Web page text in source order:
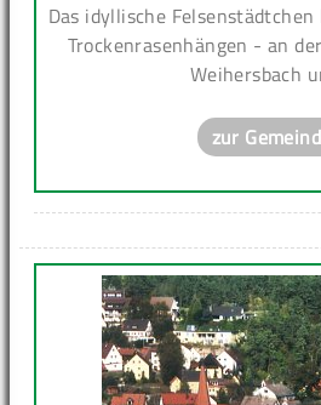
Das idyllische
Trockenrasenhängen - an
Weihersbach
zur